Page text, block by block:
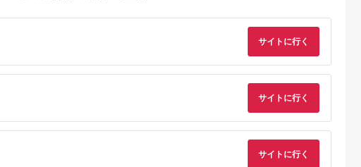
サイトに行く
サイトに行く
サイトに行く